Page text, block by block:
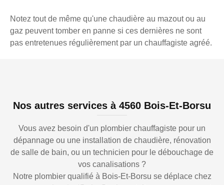
Notez tout de même qu'une chaudière au mazout ou au
gaz peuvent tomber en panne si ces dernières ne sont
pas entretenues régulièrement par un chauffagiste agréé.
Nos autres services à 4560 Bois-Et-Borsu
Vous avez besoin d'un plombier chauffagiste pour un
dépannage ou une installation de chaudière, rénovation
de salle de bain, ou un technicien pour le débouchage de
vos canalisations ?
Notre plombier qualifié à Bois-Et-Borsu se déplace chez